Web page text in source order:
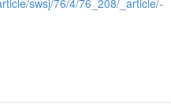
swsj/76/4/76_208/_article/-